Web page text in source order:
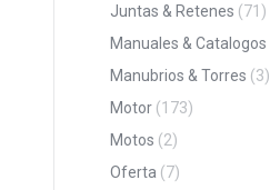
Juntas & Retenes (71)
Manuales & Catalogos
Manubrios & Torres (3)
Motor (173)
Motos (2)
Oferta (7)